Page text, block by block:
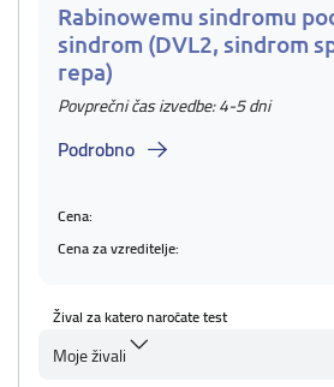
Rabinowemu sindromu
sindrom (DVL2, sindrom
repa)
Povprečni čas izvedbe: 4-5 dni
Podrobno
Cena:
Cena za vzreditelje:
Žival za katero naročate test
Moje živali